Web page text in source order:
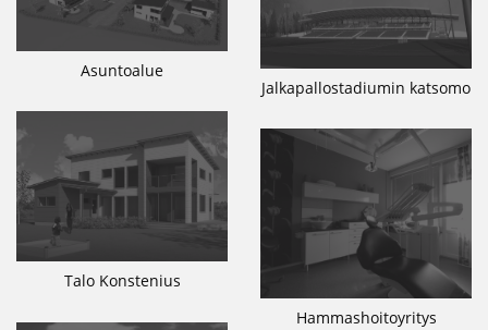
Asuntoalue
Jalkapallostadiumin katsomo
Talo Konstenius
Hammashoitoyritys